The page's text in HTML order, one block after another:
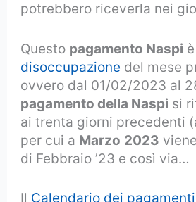
potrebbero riceverla nei
Questo pagamento Naspi
disoccupazione del mese
ovvero dal 01/02/2023 al
pagamento della Naspi si
ai trenta giorni precedenti
per cui a Marzo 2023
di Febbraio ’23 e così via…
Il Calendario dei